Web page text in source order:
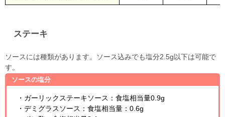
ステーキ
ソースには種類があります。ソース込みでも塩分2.5g以下は可能で
す。
ソースの塩分
・ガーリックステーキソース：食塩相当量0.9g
・デミグラスソース：食塩相当量：0.6g